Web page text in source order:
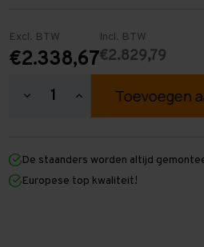
Excl. BTW
€2.338,67
Incl. BTW
€2.829,79
Hoeveelheid
3.000
mm
x
19.100
Hoeveelheid
verhogen
3.000
mm
x
19.100
De staanders worden altijd
Europese top kwaliteit!